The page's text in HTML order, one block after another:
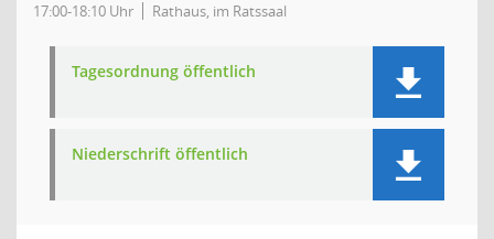
17:00-18:10 Uhr Rathaus, im Ratssaal
Tagesordnung öffentlich
Niederschrift öffentlich